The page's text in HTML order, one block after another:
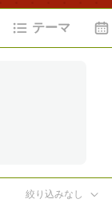
テーマ
絞り込みなし